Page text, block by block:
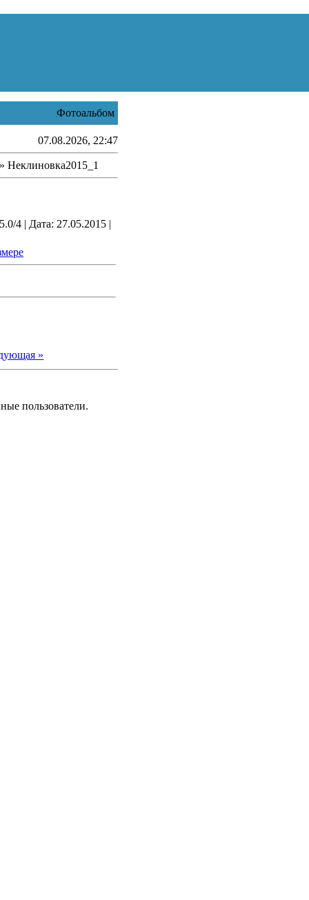
Фотоальбом
07.08.2026, 22:47
» Неклиновка2015_1
4 | Дата: 27.05.2015 |
»
пользователи.